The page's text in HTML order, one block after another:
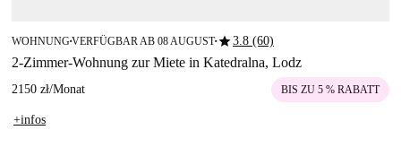
WOHNUNG■VERFÜGBAR AB 08 AUGUST■star3.8 (60)
2-Zimmer-Wohnung zur Miete in Katedralna, Lodz
2150 zł/Monat BIS ZU 5 % RABATT
+infos